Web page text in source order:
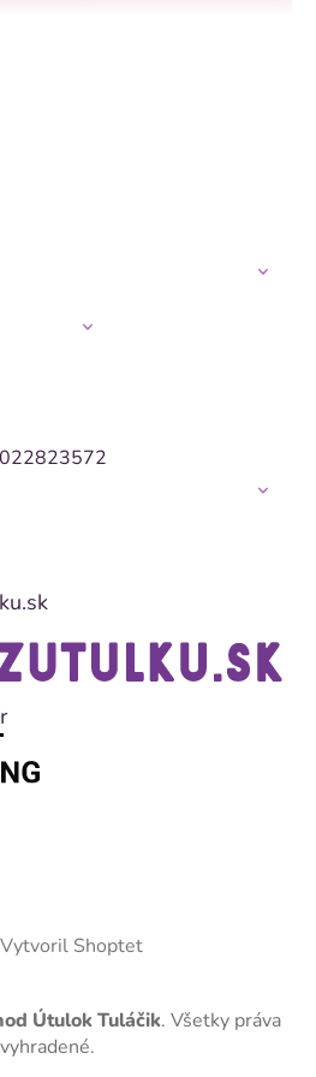
Vytvoril Shoptet
Útulok Tuláčik. Všetky práva
vyhradené.